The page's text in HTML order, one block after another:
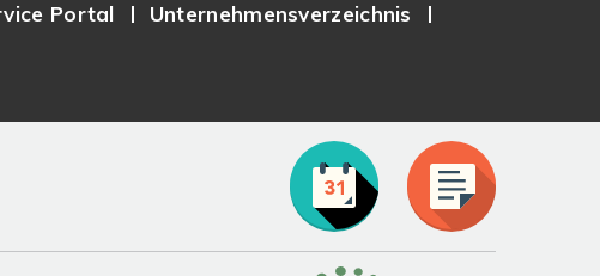
Portal
Unternehmensverzeichnis